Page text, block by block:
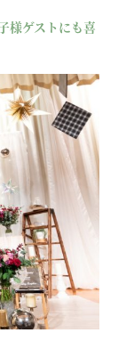
様ゲストにも喜